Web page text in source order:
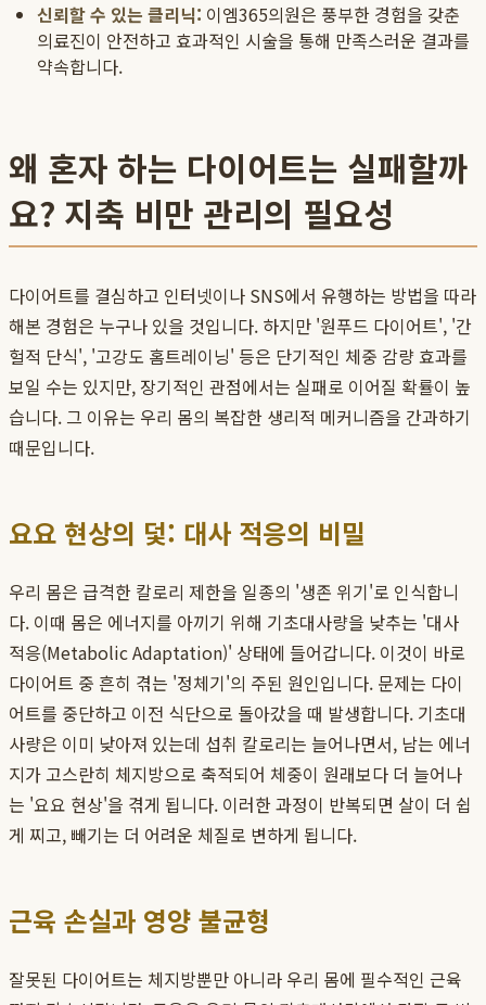
신뢰할 수 있는 클리닉: 이엠365의원은 풍부한 경험을 갖춘
의료진이 안전하고 효과적인 시술을 통해 만족스러운 결과를
약속합니다.
왜 혼자 하는 다이어트는 실패할까
요? 지축 비만 관리의 필요성
다이어트를 결심하고 인터넷이나 SNS에서 유행하는 방법을 따라
해본 경험은 누구나 있을 것입니다. 하지만 '원푸드 다이어트', '간
헐적 단식', '고강도 홈트레이닝' 등은 단기적인 체중 감량 효과를
보일 수는 있지만, 장기적인 관점에서는 실패로 이어질 확률이 높
습니다. 그 이유는 우리 몸의 복잡한 생리적 메커니즘을 간과하기
때문입니다.
요요 현상의 덫: 대사 적응의 비밀
우리 몸은 급격한 칼로리 제한을 일종의 '생존 위기'로 인식합니
다. 이때 몸은 에너지를 아끼기 위해 기초대사량을 낮추는 '대사
적응(Metabolic Adaptation)' 상태에 들어갑니다. 이것이 바로
다이어트 중 흔히 겪는 '정체기'의 주된 원인입니다. 문제는 다이
어트를 중단하고 이전 식단으로 돌아갔을 때 발생합니다. 기초대
사량은 이미 낮아져 있는데 섭취 칼로리는 늘어나면서, 남는 에너
지가 고스란히 체지방으로 축적되어 체중이 원래보다 더 늘어나
는 '요요 현상'을 겪게 됩니다. 이러한 과정이 반복되면 살이 더 쉽
게 찌고, 빼기는 더 어려운 체질로 변하게 됩니다.
근육 손실과 영양 불균형
잘못된 다이어트는 체지방뿐만 아니라 우리 몸에 필수적인 근육